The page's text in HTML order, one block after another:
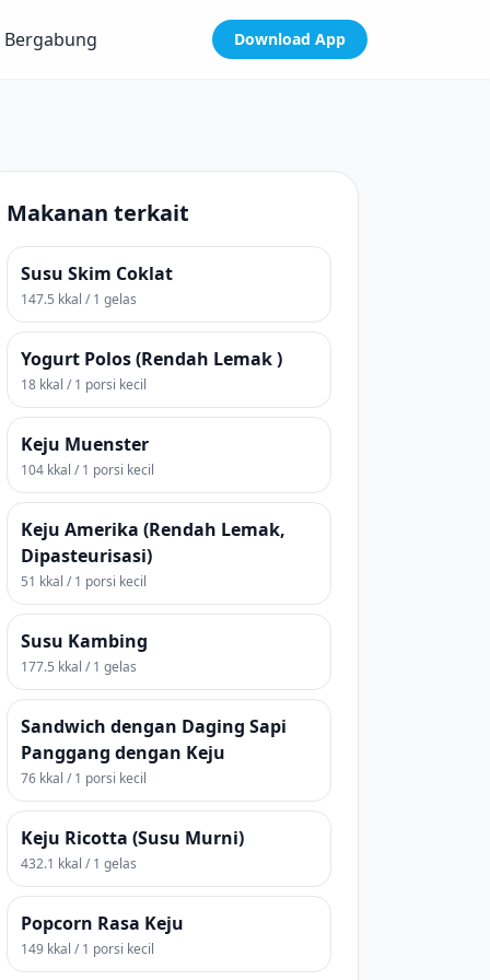
Bergabung Download App
Makanan terkait
Susu Skim Coklat
147.5 kkal / 1 gelas
Yogurt Polos (Rendah Lemak )
18 kkal / 1 porsi kecil
Keju Muenster
104 kkal / 1 porsi kecil
Keju Amerika (Rendah Lemak,
Dipasteurisasi)
51 kkal / 1 porsi kecil
Susu Kambing
177.5 kkal / 1 gelas
Sandwich dengan Daging Sapi
Panggang dengan Keju
76 kkal / 1 porsi kecil
Keju Ricotta (Susu Murni)
432.1 kkal / 1 gelas
Popcorn Rasa Keju
149 kkal / 1 porsi kecil